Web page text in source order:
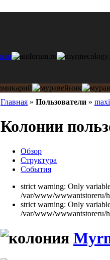
Главная » Пользователи »
Колонии
Обзор
Структура
События
strict warning: Only
/var/www/wwwantstoreru/
strict warning: Only
/var/www/wwwantstoreru/